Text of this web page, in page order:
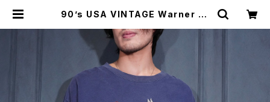
90’s USA VINTAGE Warner Br
s CHARACTER EMBROIDERY D
ESIGN SWEAT SHIRT/90年代ア
メリカ古着キャラクター刺繍デザイン
スウェット | Titti Vintage